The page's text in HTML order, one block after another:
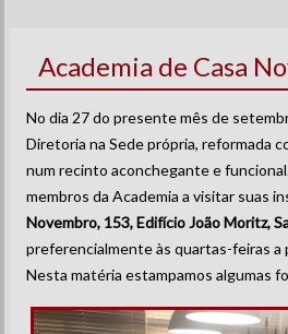
Academia de Casa
No dia 27 do presente mês de
Diretoria na Sede própria, reformada
num recinto aconchegante e
membros da Academia a visitar suas
Novembro, 153, Edifício João Moritz,
preferencialmente às quartas-feiras a
Nesta matéria estampamos algumas